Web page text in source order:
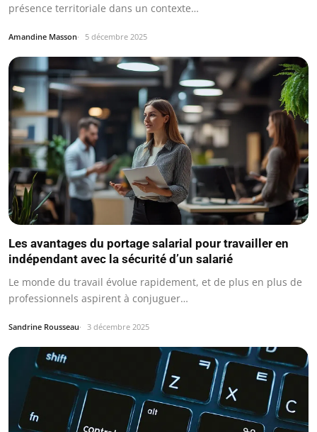
présence territoriale dans un contexte…
Amandine Masson 5 décembre 2025
Les avantages du portage salarial pour travailler en
indépendant avec la sécurité d’un salarié
Le monde du travail évolue rapidement, et de plus en plus de
professionnels aspirent à conjuguer…
Sandrine Rousseau 3 décembre 2025